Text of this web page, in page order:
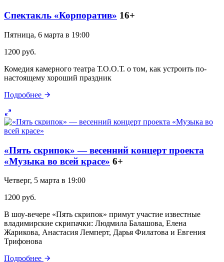
Спектакль «Корпоратив» 16+
Пятница, 6 марта в 19:00
1200 руб.
Комедия камерного театра Т.О.О.Т. о том, как устроить по-
настоящему хороший праздник
Подробнее
«Пять скрипок» — весенний концерт проекта
«Музыка во всей красе» 6+
Четверг, 5 марта в 19:00
1200 руб.
В шоу-вечере «Пять скрипок» примут участие известные
владимирские скрипачки: Людмила Балашова, Елена
Жарикова, Анастасия Лемперт, Дарья Филатова и Евгения
Трифонова
Подробнее